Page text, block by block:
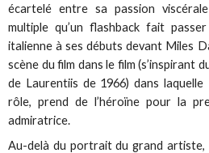
écartelé entre sa passion
multiple qu’un flashback fait passer
italienne à ses débuts devant Miles
scène du film dans le film (s’inspirant
de Laurentiis de 1966) dans
rôle, prend de l’héroïne pour la
admiratrice.
Au-delà du portrait du grand